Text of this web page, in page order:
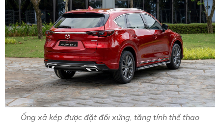
Ống xả kép được đặt đối xứng, tăng tính thể thao